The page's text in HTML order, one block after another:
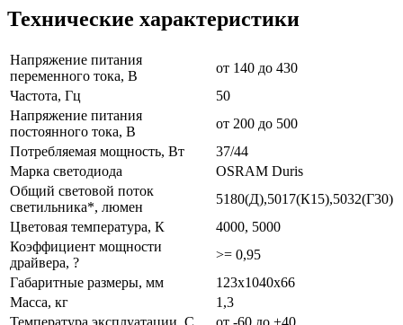
Технические характеристики
Напряжение питания
переменного тока, В
от 140 до 430
Частота, Гц
50
Напряжение питания
постоянного тока, В
от 200 до 500
Потребляемая мощность, Вт
37/44
Марка светодиода
OSRAM Duris
Общий световой поток
светильника*, люмен
5180(Д),5017(К15),5032(Г30)
Цветовая температура, К
4000, 5000
Коэффициент мощности
драйвера, ?
>= 0,95
Габаритные размеры, мм
123х1040х66
Масса, кг
1,3